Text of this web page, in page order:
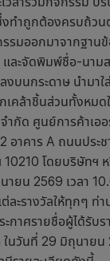
ทำถูกต้องครบถ้วนต
รรมออกมาจากฐาน
ละจัดพิมพ์ชื่อ-นาม
งบนกระดาษ นำมา
เคล้าชิ้นส่วนทั้งหม
กัด ศูนย์การค้าเออ
อาคาร A ถนนประ
10210 โดยบริษัทฯ
ายน 2569 เวลา
ละรางวัลให้ทุกๆ ท่
กาศรายชื่อผู้ได้รับ
นวันที่ 29 มิถุนายน